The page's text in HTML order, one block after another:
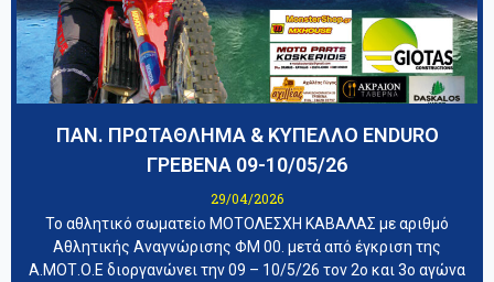
ΠΑΝ. ΠΡΩΤΑΘΛΗΜΑ & ΚΥΠΕΛΛΟ ENDURO
ΓΡΕΒΕΝΑ 09-10/05/26
29/04/2026
Το αθλητικό σωματείο ΜΟΤΟΛΕΣΧΗ ΚΑΒΑΛΑΣ με αριθμό
Αθλητικής Αναγνώρισης ΦΜ 00. μετά από έγκριση της
Α.ΜΟΤ.Ο.Ε διοργανώνει την 09 – 10/5/26 τον 2ο και 3ο αγώνα